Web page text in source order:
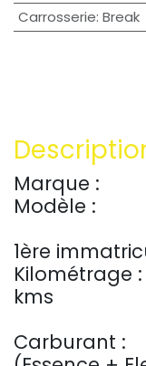
Carrosserie: Break
Marque :
Modèle :
1ère
Kilométrage :
kms
Carburant :